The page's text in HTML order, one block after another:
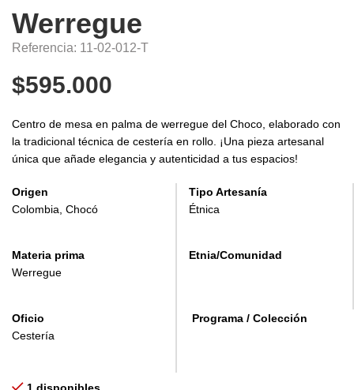
Werregue
Referencia: 11-02-012-T
$595.000
Centro de mesa en palma de werregue del Choco, elaborado con
la tradicional técnica de cestería en rollo. ¡Una pieza artesanal
única que añade elegancia y autenticidad a tus espacios!
Origen
Colombia, Chocó
Materia prima
Werregue
Tipo Artesanía
Étnica
Etnia/Comunidad
Oficio
Cestería
Programa / Colección